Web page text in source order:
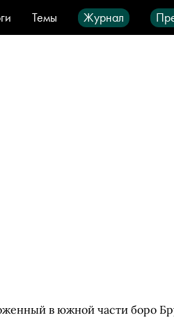
Темы Журнал
Видео Город IT-
в южной части боро